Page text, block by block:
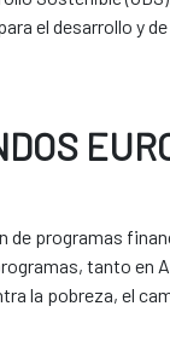
el desarrollo y de
de programas
tanto en
la pobreza, el